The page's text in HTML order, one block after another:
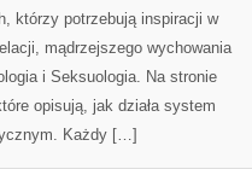
którzy potrzebują inspiracji w
mądrzejszego wychowania
i Seksuologia. Na stronie
opisują, jak działa system
Każdy […]